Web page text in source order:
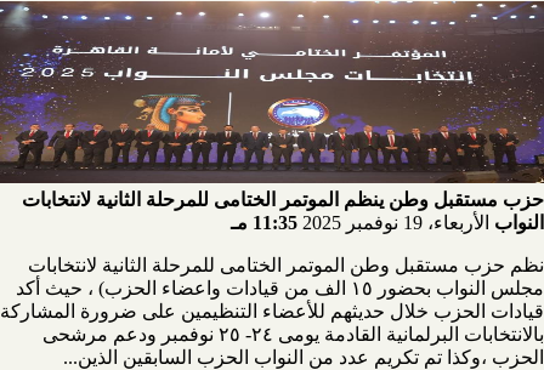
حزب مستقبل وطن ينظم الموتمر الختامى للمرحلة الثانية لانتخابات
النواب الأربعاء، 19 نوفمبر 2025 11:35 مـ
نظم حزب مستقبل وطن الموتمر الختامى للمرحلة الثانية لانتخابات
مجلس النواب بحضور ١٥ الف من قيادات واعضاء الحزب) ، حيث أكد
قيادات الحزب خلال حديثهم للأعضاء التنظيمين على ضرورة المشاركة
بالانتخابات البرلمانية القادمة يومى ٢٤- ٢٥ نوفمبر ودعم مرشحى
الحزب ،وكذا تم تكريم عدد من النواب الحزب السابقين الذين...